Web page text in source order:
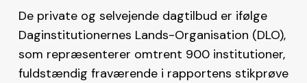
De private og selvejende dagtilbud er ifølge
Daginstitutionernes Lands-Organisation (DLO),
som repræsenterer omtrent 900 institutioner,
fuldstændig fraværende i rapportens stikprøve